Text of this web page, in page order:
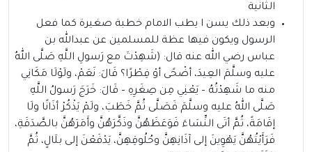
الثانية
وبعد ذلك يسن ا يطب الامام خطبة صغيرة كما فعل
الرسول ويكون فيها عظة للمسلمين عن عبدالله بن
عباس رضي الله عنه قال: (شَهِدْتَ مع رَسولِ اللَّهِ صَلَّى اللهُ
عليه وسلَّمَ العِيدَ، أضْحًى أوْ فِطْرًا؟ قَالَ: نَعَمْ، ولَوْلَا مَكَانِي
منه ما شَهِدْتُهُ – يَعْنِي مِن صِغَرِهِ – قَالَ: خَرَجَ رَسولُ اللَّهِ
صَلَّى اللهُ عليه وسلَّمَ فَصَلَّى ثُمَّ خَطَبَ، ولَمْ يَذْكُرْ أذَانًا ولَا
إقَامَةً، ثُمَّ أتَى النِّسَاءَ فَوَعَظَهُنَّ وذَكَّرَهُنَّ وأَمَرَهُنَّ بالصَّدَقَةِ،
فَرَأَيْتُهُنَّ يَهْوِينَ إلى آذَانِهِنَّ وحُلُوقِهِنَّ، يَدْفَعْنَ إلى بلَالٍ، ثُمَّ